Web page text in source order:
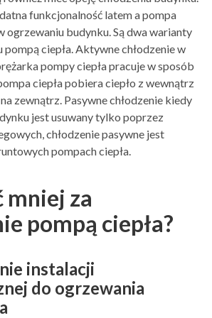
funkcjonalność latem a pompa
ogrzewaniu budynku. Są dwa warianty
pompą ciepła. Aktywne chłodzenie w
pompy ciepła pracuje w sposób
ciepła pobiera ciepło z wewnątrz
zewnątrz. Pasywne chłodzenie kiedy
jest usuwany tylko poprzez
chłodzenie pasywne jest
pompach ciepła.
mniej za
pompą ciepła?
instalacji
do ogrzewania